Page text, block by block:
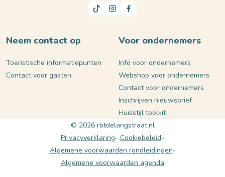
Neem contact op
Toeristische informatiepunten
Contact voor gasten
Voor ondernemers
Info voor ondernemers
Webshop voor ondernemers
Contact voor ondernemers
Inschrijven nieuwsbrief
Huisstijl toolkit
© 2026 rbtdelangstraat.nl
Privacyverklaring Cookiebeleid
Algemene voorwaarden rondleidingen
Algemene voorwaarden agenda